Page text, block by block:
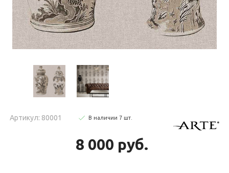
Артикул: 80001 В наличии 7 шт
8 000 руб.